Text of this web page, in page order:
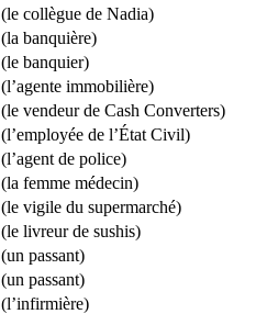
(le collègue de Nadia)
(la banquière)
(le banquier)
(l’agente immobilière)
(le vendeur de Cash Converters)
(l’employée de l’État Civil)
(l’agent de police)
(la femme médecin)
(le vigile du supermarché)
(le livreur de sushis)
(un passant)
(un passant)
(l’infirmière)